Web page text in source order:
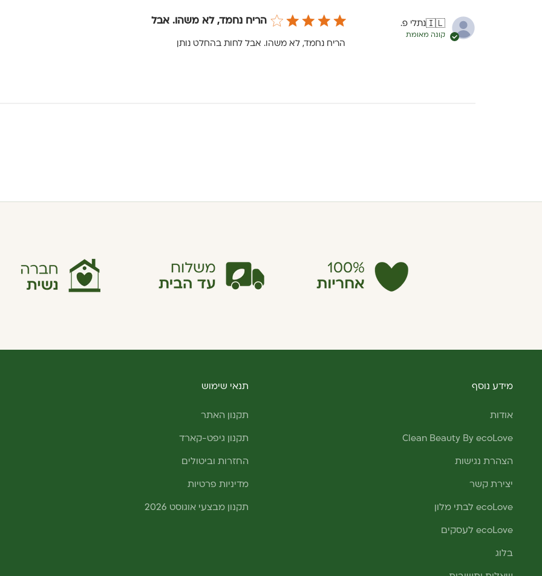
🇮🇱נתלי פ.
קונה מאומת
הריח נחמד, לא משהו. אבל
הריח נחמד, לא משהו. אבל לחות בהחלט נותן
מידע נוסף
אודות
Clean Beauty By ecoLove
הצהרת נגישות
יצירת קשר
ecoLove לבתי מלון
ecoLove לעסקים
בלוג
תנאי שימוש
תקנון האתר
תקנון גיפט-קארד
החזרות וביטולים
מדיניות פרטיות
תקנון מבצעי אוגוסט 2026